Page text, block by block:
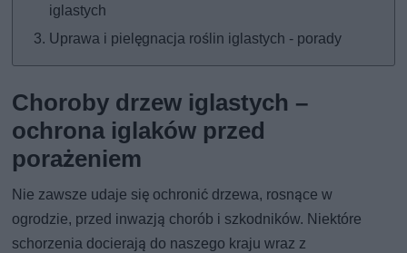
iglastych
Uprawa i pielęgnacja roślin iglastych - porady
Choroby drzew iglastych –
ochrona iglaków przed
porażeniem
Nie zawsze udaje się ochronić drzewa, rosnące w
ogrodzie, przed inwazją chorób i szkodników. Niektóre
schorzenia docierają do naszego kraju wraz z